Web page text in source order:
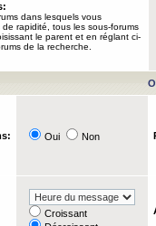
dans lesquels vous
rapidité, tous les sous-forums
le parent et en réglant ci-
de la recherche.
Oui Non
Croissant